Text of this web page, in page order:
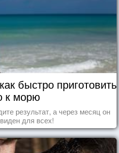
быстро приготовить
к морю
результат, а через месяц он
для всех!